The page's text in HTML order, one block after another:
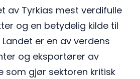
av Tyrkias mest verdifulle
og en betydelig kilde til
er en av verdens
og eksportører av
som gjør sektoren kritisk